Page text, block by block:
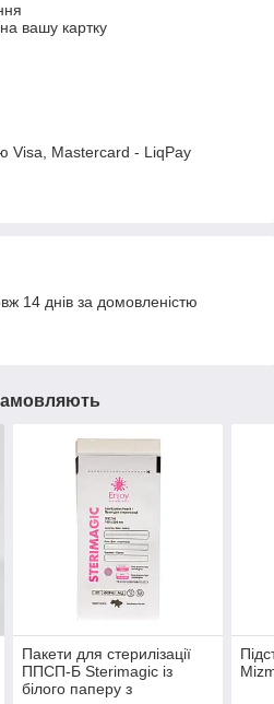
вашу картку
Visa, Mastercard - LiqPay
14 днів за домовленістю
Пакети для стерилізації
ППСП-Б Sterimagic із
білого паперу з